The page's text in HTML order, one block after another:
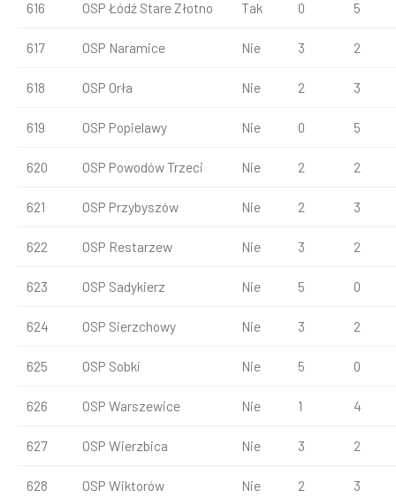
616 OSP Łódź Stare Złotno Tak 0 5
617 OSP Naramice Nie 3 2
618 OSP Orła Nie 2 3
619 OSP Popielawy Nie 0 5
620 OSP Powodów Trzeci Nie 2 2
621 OSP Przybyszów Nie 2 3
622 OSP Restarzew Nie 3 2
623 OSP Sadykierz Nie 5 0
624 OSP Sierzchowy Nie 3 2
625 OSP Sobki Nie 5 0
626 OSP Warszewice Nie 1 4
627 OSP Wierzbica Nie 3 2
628 OSP Wiktorów Nie 2 3